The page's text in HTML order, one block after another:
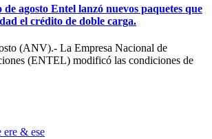
de agosto Entel lanzó nuevos paquetes que
el crédito de doble carga.
(ANV).- La Empresa Nacional de
(ENTEL) modificó las condiciones de
ere & ese